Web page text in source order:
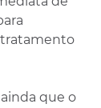
tratamento
que o